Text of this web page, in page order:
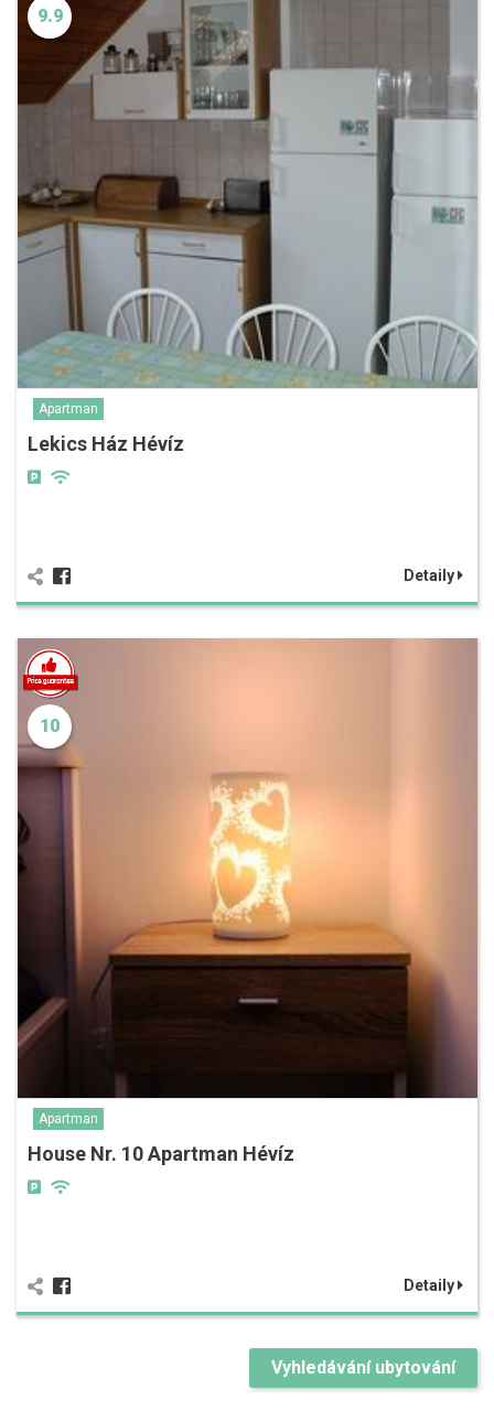
9.9
Apartman
Lekics Ház Hévíz
Detaily
10
Apartman
House Nr. 10 Apartman Hévíz
Detaily
Vyhledávání ubytování